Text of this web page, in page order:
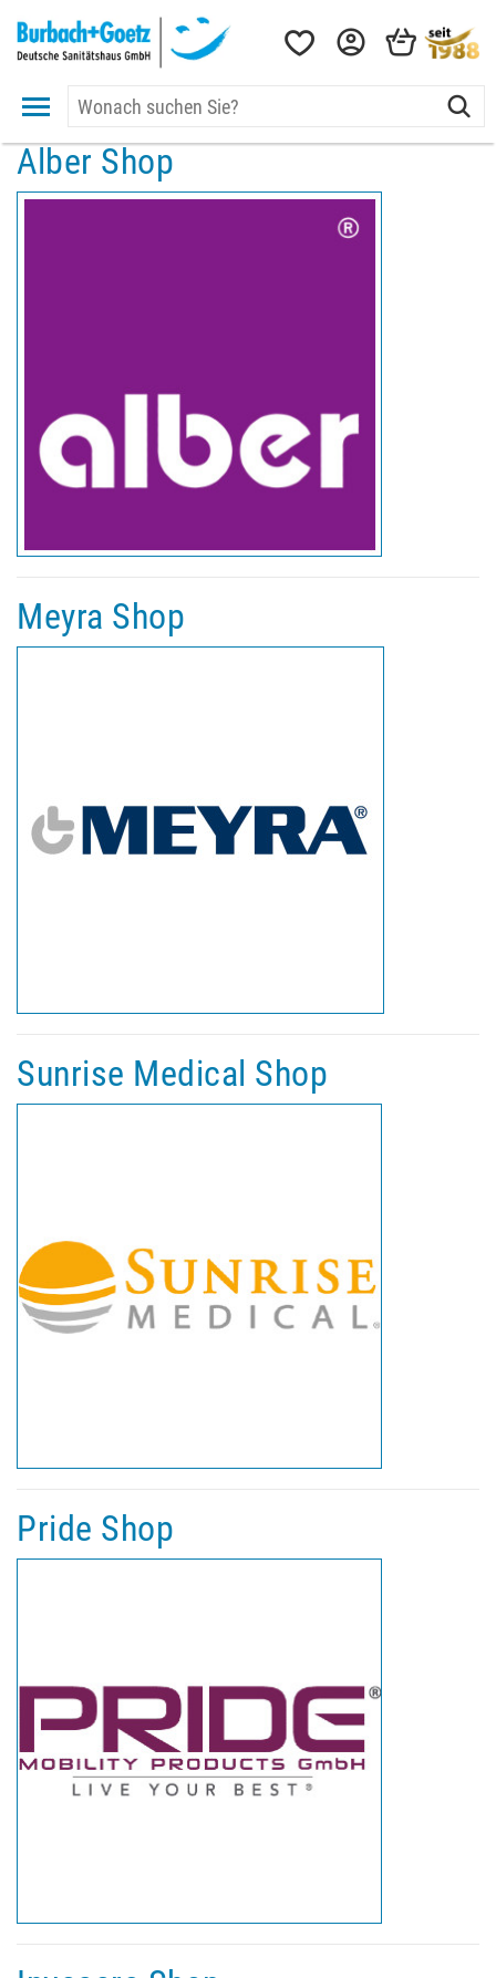
Alber Shop
Meyra Shop
Sunrise Medical Shop
Pride Shop